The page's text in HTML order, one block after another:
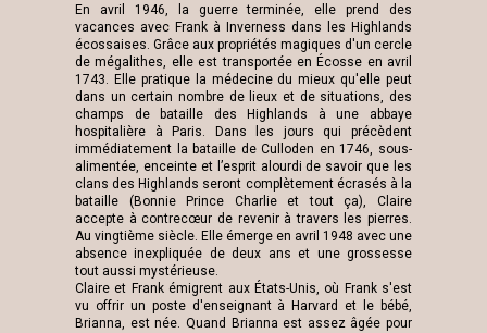
En avril 1946, la guerre terminée, elle prend des
vacances avec Frank à Inverness dans les Highlands
écossaises. Grâce aux propriétés magiques d'un cercle
de mégalithes, elle est transportée en Écosse en avril
1743. Elle pratique la médecine du mieux qu'elle peut
dans un certain nombre de lieux et de situations, des
champs de bataille des Highlands à une abbaye
hospitalière à Paris. Dans les jours qui précèdent
immédiatement la bataille de Culloden en 1746, sous-
alimentée, enceinte et l’esprit alourdi de savoir que les
clans des Highlands seront complètement écrasés à la
bataille (Bonnie Prince Charlie et tout ça), Claire
accepte à contrecœur de revenir à travers les pierres.
Au vingtième siècle. Elle émerge en avril 1948 avec une
absence inexpliquée de deux ans et une grossesse
tout aussi mystérieuse.
Claire et Frank émigrent aux États-Unis, où Frank s'est
vu offrir un poste d'enseignant à Harvard et le bébé,
Brianna, est née. Quand Brianna est assez âgée pour